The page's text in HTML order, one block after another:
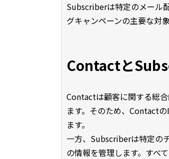
Subscriberは特定のメール
グキャンペーンの主要な対
Contactと
Contactは顧客に関する総
ます。そのため、Contact
ます。
一方、Subscriberは特定の
の情報を管理します。すべ